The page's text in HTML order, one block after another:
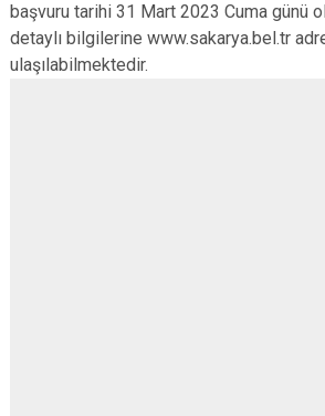
başvuru tarihi 31 Mart 2023 Cuma günü
detaylı bilgilerine www.sakarya.bel.tr
ulaşılabilmektedir.